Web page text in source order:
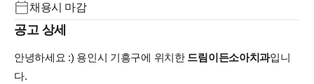
채용시 마감
공고 상세
안녕하세요 :) 용인시 기흥구에 위치한 드림이든소아치과입니
다.